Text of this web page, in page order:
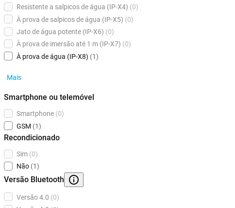
Resistente a salpicos de água (IP-X4) (0)
À prova de salpicos de água (IP-X5) (0)
Jato de água potente (IP-X6) (0)
À prova de imersão até 1 m (IP-X7) (0)
À prova de água (IP-X8) (1)
Mais
Smartphone ou telemóvel
Smartphone (0)
GSM (1)
Recondicionado
Sim (0)
Não (1)
Versão Bluetooth
Versão 4.0 (0)